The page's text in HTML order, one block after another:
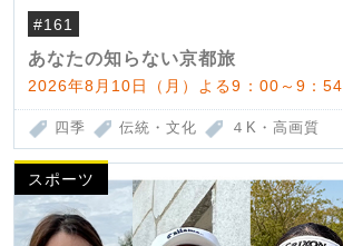
#161
あなたの知らない京都旅
2026年8月10日（月）よる9：00～9：54
四季 伝統・文化 ４K・高画質
スポーツ